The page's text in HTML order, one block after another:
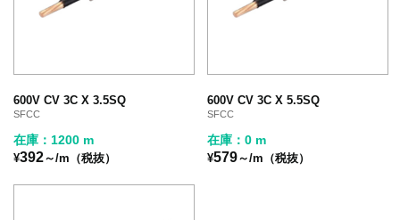
600V CV 3C X 3.5SQ
SFCC
在庫：1200 m
¥392～/m（税抜）
600V CV 3C X 5.5SQ
SFCC
在庫：0 m
¥579～/m（税抜）